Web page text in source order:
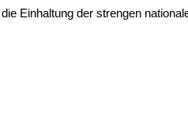
Einhaltung der strengen